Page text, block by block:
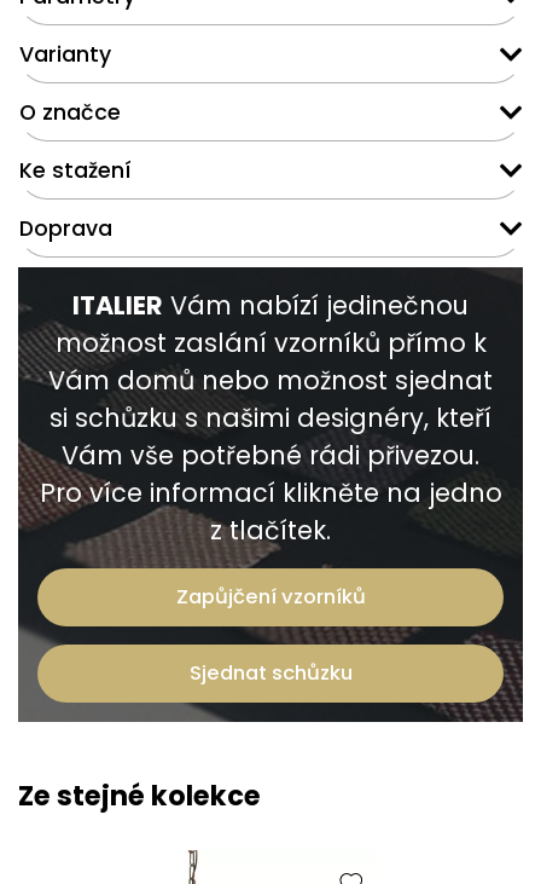
Varianty
O značce
Ke stažení
Doprava
ITALIER Vám nabízí jedinečnou
možnost zaslání vzorníků přímo k
Vám domů nebo možnost sjednat
si schůzku s našimi designéry, kteří
Vám vše potřebné rádi přivezou.
Pro více informací klikněte na jedno
z tlačítek.
Zapůjčení vzorníků
Sjednat schůzku
Ze stejné kolekce